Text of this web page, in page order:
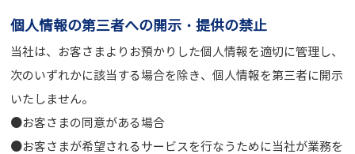
個人情報の第三者への開示・提供の禁止
当社は、お客さまよりお預かりした個人情報を適切に管理し、
次のいずれかに該当する場合を除き、個人情報を第三者に開示
いたしません。
お客さまの同意がある場合
お客さまが希望されるサービスを行なうために当社が業務を